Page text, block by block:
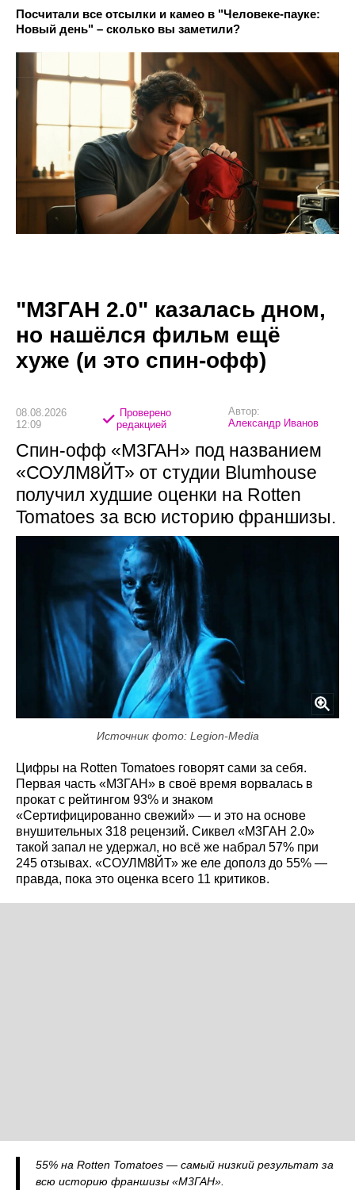
Посчитали все отсылки и камео в "Человеке-пауке:
Новый день" – сколько вы заметили?
"М3ГАН 2.0" казалась дном,
но нашёлся фильм ещё
хуже (и это спин-офф)
08.08.2026
12:09
Проверено
редакцией
Автор:
Александр Иванов
Спин-офф «М3ГАН» под названием
«СОУЛМ8ЙТ» от студии Blumhouse
получил худшие оценки на Rotten
Tomatoes за всю историю франшизы.
Источник фото: Legion-Media
Цифры на Rotten Tomatoes говорят сами за себя.
Первая часть «М3ГАН» в своё время ворвалась в
прокат с рейтингом 93% и знаком
«Сертифицированно свежий» — и это на основе
внушительных 318 рецензий. Сиквел «М3ГАН 2.0»
такой запал не удержал, но всё же набрал 57% при
245 отзывах. «СОУЛМ8ЙТ» же еле дополз до 55% —
правда, пока это оценка всего 11 критиков.
55% на Rotten Tomatoes — самый низкий результат за
всю историю франшизы «М3ГАН».